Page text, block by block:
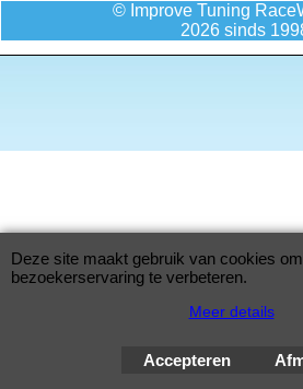
© Improve Tuning
2026 sinds
Deze site maakt gebruik van cookies
bezoekerservaring te verbeteren.
Meer details
Accepteren